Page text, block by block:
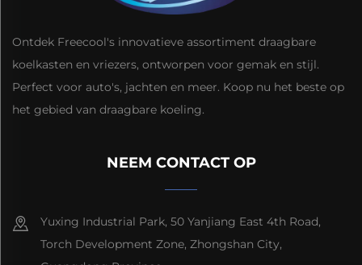
Ontdek Freecool's innovatieve assortiment draagbare
koelkasten en vriezers, ontworpen voor gemak en stijl.
Perfect voor auto's, jachten en meer. Koop nu het beste op
het gebied van draagbare koeling.
NEEM CONTACT OP
Yuxing Industrial Park, 50 Yanjiang East 4th Road,
Torch Development Zone, Zhongshan City,